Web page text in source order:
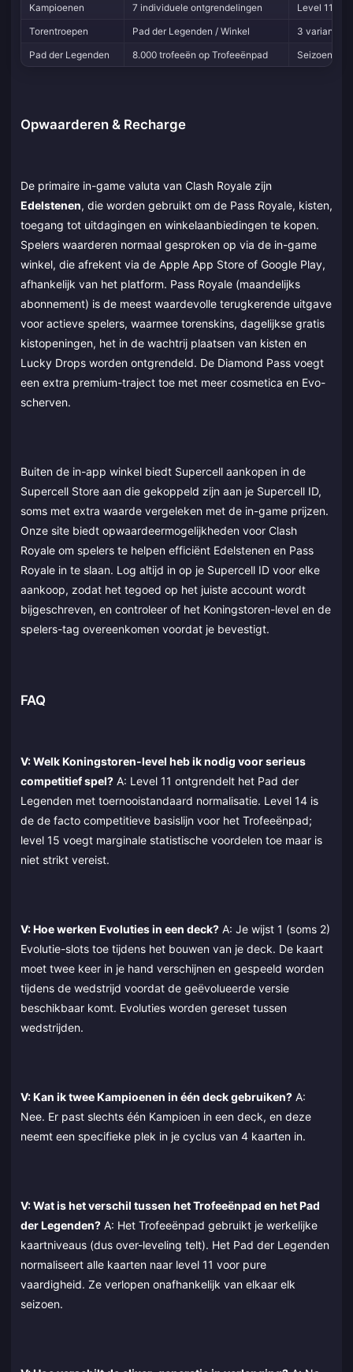
Kampioenen
7 individuele ontgrendelingen
Level 11+
Torentroepen
Pad der Legenden / Winkel
3 varianten,
Pad der Legenden
8.000 trofeeën op Trofeeënpad
Opwaarderen & Recharge
De primaire in-game valuta van Clash Royale zijn
Edelstenen, die worden gebruikt om de Pass Royale, kisten,
toegang tot uitdagingen en winkelaanbiedingen te kopen.
Spelers waarderen normaal gesproken op via de in-game
winkel, die afrekent via de Apple App Store of Google Play,
afhankelijk van het platform. Pass Royale (maandelijks
abonnement) is de meest waardevolle terugkerende uitgave
voor actieve spelers, waarmee torenskins, dagelijkse gratis
kistopeningen, het in de wachtrij plaatsen van kisten en
Lucky Drops worden ontgrendeld. De Diamond Pass voegt
een extra premium-traject toe met meer cosmetica en Evo-
scherven.
Buiten de in-app winkel biedt Supercell aankopen in de
Supercell Store aan die gekoppeld zijn aan je Supercell ID,
soms met extra waarde vergeleken met de in-game prijzen.
Onze site biedt opwaardeermogelijkheden voor Clash
Royale om spelers te helpen efficiënt Edelstenen en Pass
Royale in te slaan. Log altijd in op je Supercell ID voor elke
aankoop, zodat het tegoed op het juiste account wordt
bijgeschreven, en controleer of het Koningstoren-level en de
spelers-tag overeenkomen voordat je bevestigt.
FAQ
V: Welk Koningstoren-level heb ik nodig voor serieus
competitief spel? A: Level 11 ontgrendelt het Pad der
Legenden met toernooistandaard normalisatie. Level 14 is
de de facto competitieve basislijn voor het Trofeeënpad;
level 15 voegt marginale statistische voordelen toe maar is
niet strikt vereist.
V: Hoe werken Evoluties in een deck? A: Je wijst 1 (soms 2)
Evolutie-slots toe tijdens het bouwen van je deck. De kaart
moet twee keer in je hand verschijnen en gespeeld worden
tijdens de wedstrijd voordat de geëvolueerde versie
beschikbaar komt. Evoluties worden gereset tussen
wedstrijden.
V: Kan ik twee Kampioenen in één deck gebruiken? A:
Nee. Er past slechts één Kampioen in een deck, en deze
neemt een specifieke plek in je cyclus van 4 kaarten in.
V: Wat is het verschil tussen het Trofeeënpad en het Pad
der Legenden? A: Het Trofeeënpad gebruikt je werkelijke
kaartniveaus (dus over-leveling telt). Het Pad der Legenden
normaliseert alle kaarten naar level 11 voor pure
vaardigheid. Ze verlopen onafhankelijk van elkaar elk
seizoen.